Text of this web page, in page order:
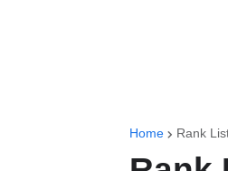
Home Rank